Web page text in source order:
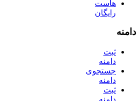
هاست
رایگان
دامنه
ثبت
دامنه
جستجوی
دامنه
ثبت
دامنه